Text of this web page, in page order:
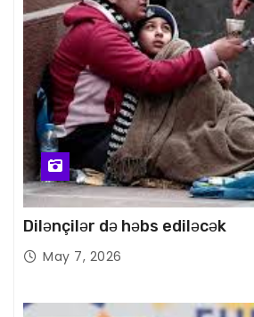
Dilənçilər də həbs ediləcək
May 7, 2026